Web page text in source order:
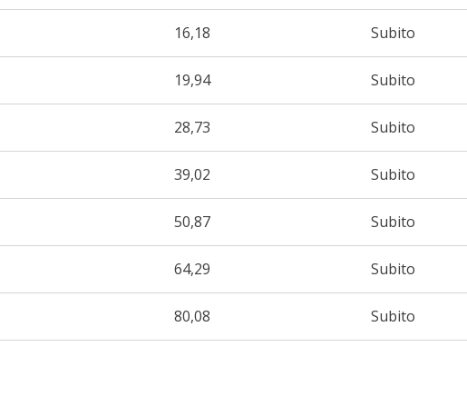
16,18 Subito
19,94 Subito
28,73 Subito
39,02 Subito
50,87 Subito
64,29 Subito
80,08 Subito